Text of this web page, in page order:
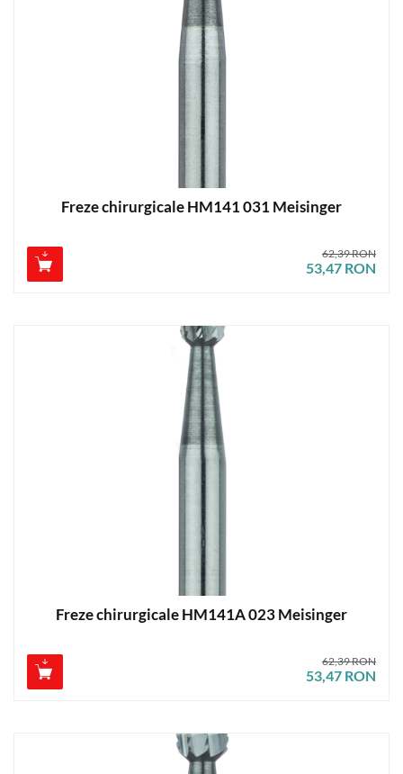
Freze chirurgicale HM141 031 Meisinger
53,47 RON
62,39 RON
Freze chirurgicale HM141A 023 Meisinger
53,47 RON
62,39 RON